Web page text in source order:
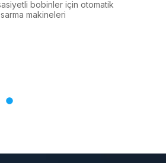
bobinler için otomatik
sarma makineleri